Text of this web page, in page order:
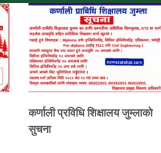
कर्णाली प्रविधि शिक्षालय जुम्लाको
सुचना